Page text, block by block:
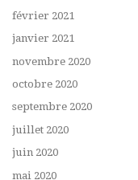
février 2021
janvier 2021
novembre 2020
octobre 2020
septembre 2020
juillet 2020
juin 2020
mai 2020